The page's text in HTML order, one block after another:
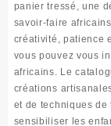
panier tressé, une
savoir-faire
créativité, patience
vous pouvez vous
africains. Le
créations
et de techniques
sensibiliser les